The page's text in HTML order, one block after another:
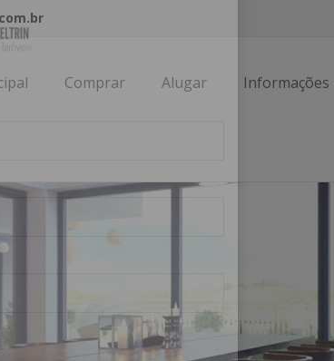
Comprar Alugar Informações